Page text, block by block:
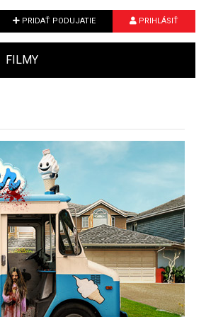
PRIDAŤ PODUJATIE PRIHLÁSIŤ
FILMY
Next